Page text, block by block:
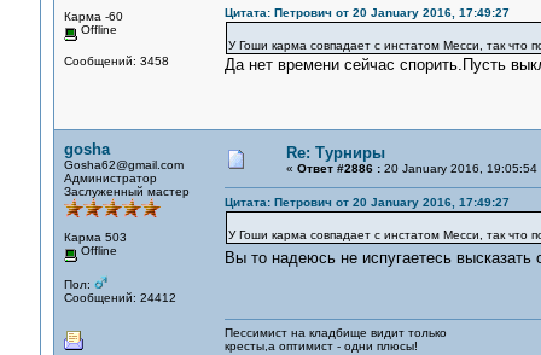
Карма -60
Offline
Сообщений: 3458
Цитата: Петрович от 20 January 2016, 17:49:27
У Гоши карма совпадает с инстатом Месси, так что
Да нет времени сейчас спорить.Пусть
gosha
Gosha62@gmail.com
Администратор
Заслуженный мастер
Карма 503
Offline
Пол:
Сообщений: 24412
Re: Турниры
« Ответ #2886 :20 January 2016, 19:05:54
Цитата: Петрович от 20 January 2016, 17:49:27
У Гоши карма совпадает с инстатом Месси, так что
Вы то надеюсь не испугаетесь
Пессимист на кладбище видит только
кресты,а оптимист - одни плюсы!